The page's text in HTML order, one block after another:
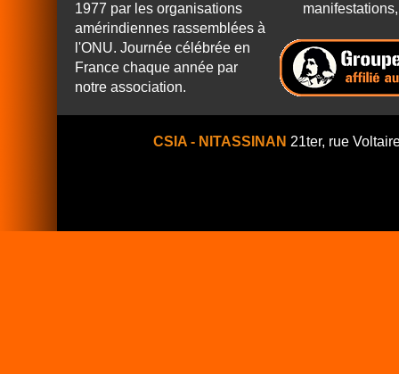
1977 par les organisations
amérindiennes rassemblées à
l'ONU. Journée célébrée en
France chaque année par
notre association.
CSIA - NITASSINAN 21ter, rue